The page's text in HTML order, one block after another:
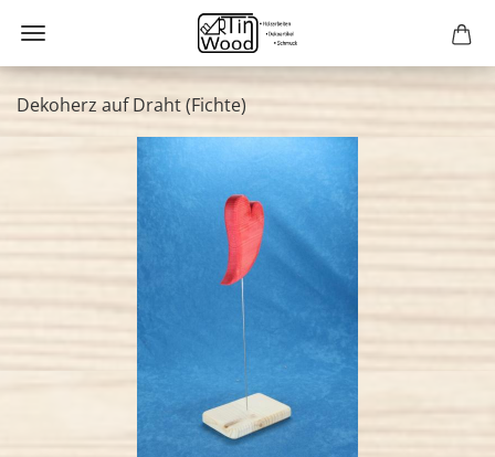
Dekoherz auf Draht (Fichte)